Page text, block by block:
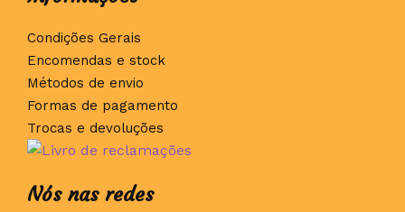
Condições Gerais
Encomendas e stock
Métodos de envio
Formas de pagamento
Trocas e devoluções
Nós nas redes